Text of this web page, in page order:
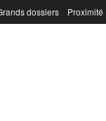
dossiers Proximité